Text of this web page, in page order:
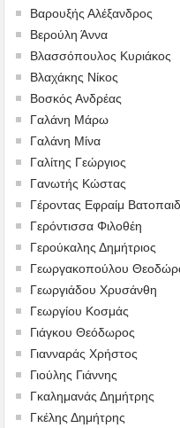
Βαρουξής Αλέξανδρος
Βερούλη Άννα
Βλασσόπουλος Κυριάκος
Βλαχάκης Νίκος
Βοσκός Ανδρέας
Γαλάνη Μάρω
Γαλάνη Μίνα
Γαλίτης Γεώργιος
Γανωτής Κώστας
Γέροντας Εφραίμ
Γερόντισσα Φιλοθέη
Γερούκαλης Δημήτριος
Γεωργακοπούλου
Γεωργιάδου Χρυσάνθη
Γεωργίου Κοσμάς
Γιάγκου Θεόδωρος
Γιανναράς Χρήστος
Γιούλης Γιάννης
Γκαλημανάς Δημήτρης
Γκέλης Δημήτρης